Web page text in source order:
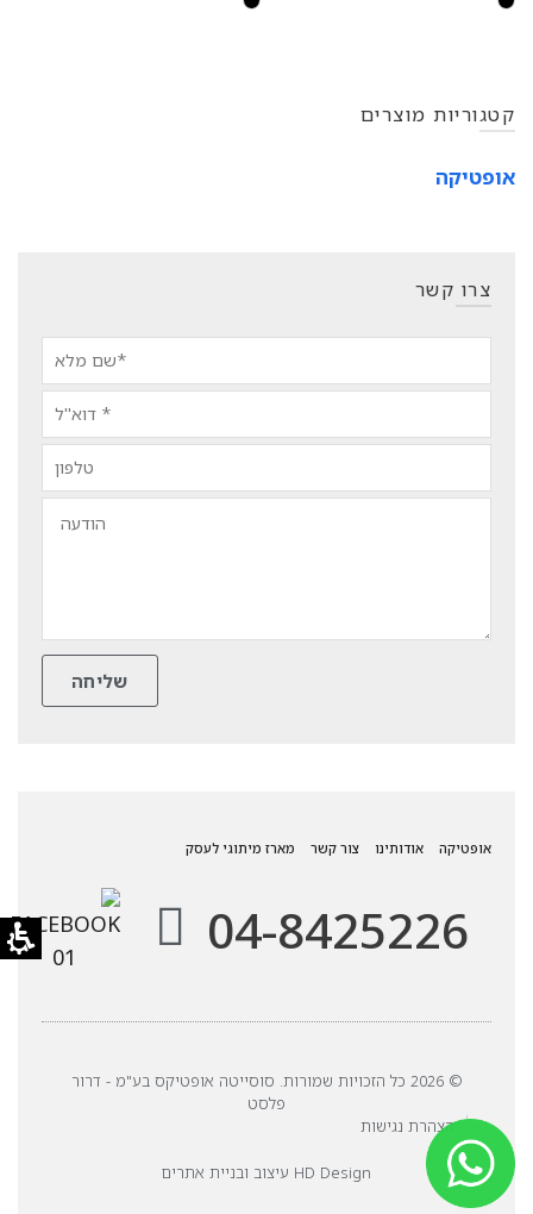
קטגוריות מוצרים
אופטיקה
צרו קשר
אופטיקה אודותינו צור קשר מארז מיתוגי לעסק
04-8425226
© 2026 כל הזכויות שמורות. סוסייטה אופטיקס בע"מ - דרור
פלסט
הצהרת נגישות
HD Design עיצוב ובניית אתרים